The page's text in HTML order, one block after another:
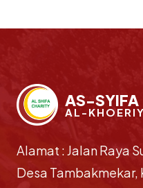
AS-SYIFA
AL-
Alamat : Jalan Raya
Desa